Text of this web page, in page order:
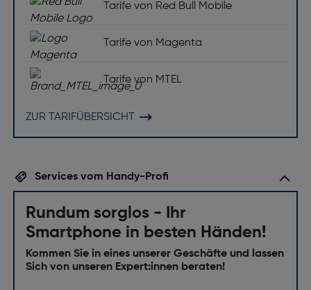
Multimedia
Unterstützte Audioformate: MP3, M4A, 3GA, AAC,
OGG, OGA, WAV, WMA, AMR, AWB.
Unterstützte Videoformate: MP4, M4V, 3GP, 3G2,
Unterstützte Bildformate: JPEG (JPG), PNG, GIF,
BMP, WebP, HEIF, WBMP, DNG
Staubdicht: Ja
Wasserfest: Ja
Kratzfest: Ja
Software
Tarife von Red Bull Mobile
Tarife von Magenta
Tarife von MTEL
ZUR TARIFÜBERSICHT
Services vom Handy-Profi
Rundum sorglos - Ihr
Smartphone in besten Händen!
Kommen Sie in eines unserer Geschäfte und lassen
Sich von unseren Expert:innen beraten!